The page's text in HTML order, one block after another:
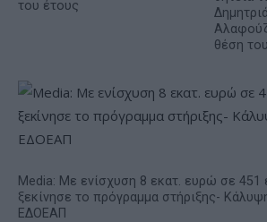
του έτους
θέση
Media: Με ενίσχυση 8 εκατ. ευρώ σε 451
ξεκίνησε το πρόγραμμα στήριξης-
ΕΔΟΕΑΠ